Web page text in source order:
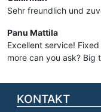
Sehr freundlich und
Panu Mattila
Excellent service!
more can you ask? Big
KONTAKT